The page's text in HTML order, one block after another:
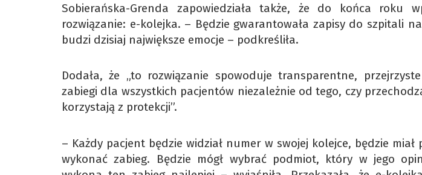
Sobierańska-Grenda zapowiedziała także, że do końca roku
rozwiązanie: e-kolejka. – Będzie gwarantowała zapisy do szpitali
budzi dzisiaj największe emocje – podkreśliła.
Dodała, że „to rozwiązanie spowoduje transparentne,
zabiegi dla wszystkich pacjentów niezależnie od tego, czy
korzystają z protekcji”.
– Każdy pacjent będzie widział numer w swojej kolejce, będzie miał
wykonać zabieg. Będzie mógł wybrać podmiot, który w jego